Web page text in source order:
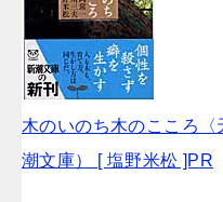
木のいのち木のこころ
潮文庫） [ 塩野米松 ]PR